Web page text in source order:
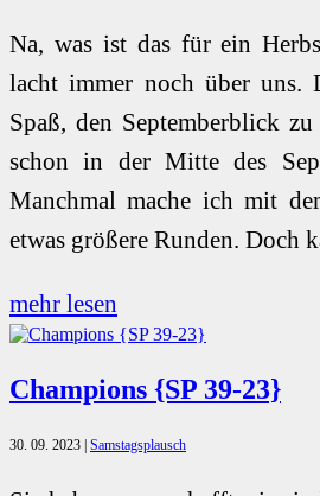
Na, was ist das für ein
lacht immer noch über uns.
Spaß, den Septemberblick
schon in der Mitte des
Manchmal mache ich mit
etwas größere Runden. Doch
mehr lesen
Champions {SP 39-23}
30. 09. 2023 Samstagsplausch